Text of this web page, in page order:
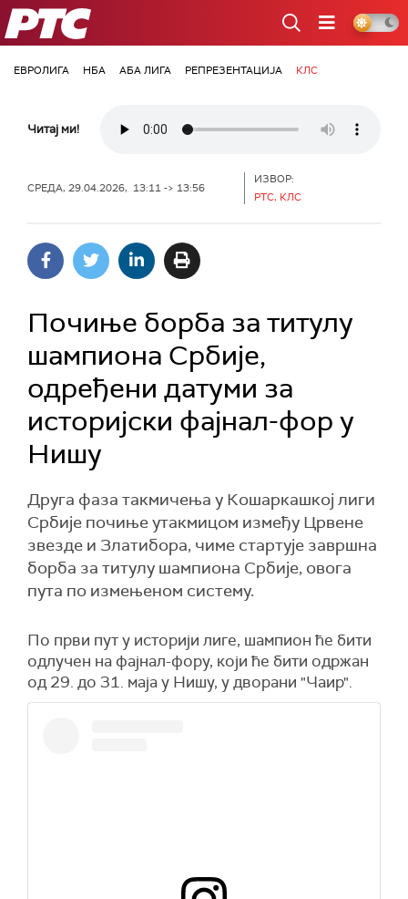
РТС
ЕВРОЛИГА НБА АБА ЛИГА РЕПРЕЗЕНТАЦИЈА КЛС
Читај ми!
СРЕДА, 29.04.2026, 13:11 -> 13:56
ИЗВОР:
РТС, КЛС
Почиње борба за титулу
шампиона Србије,
одређени датуми за
историјски фајнал-фор у
Нишу
Друга фаза такмичења у Кошаркашкој лиги
Србије почиње утакмицом између Црвене
звезде и Златибора, чиме стартује завршна
борба за титулу шампиона Србије, овога
пута по измењеном систему.
По први пут у историји лиге, шампион ће бити
одлучен на фајнал-фору, који ће бити одржан
од 29. до 31. маја у Нишу, у дворани "Чаир".